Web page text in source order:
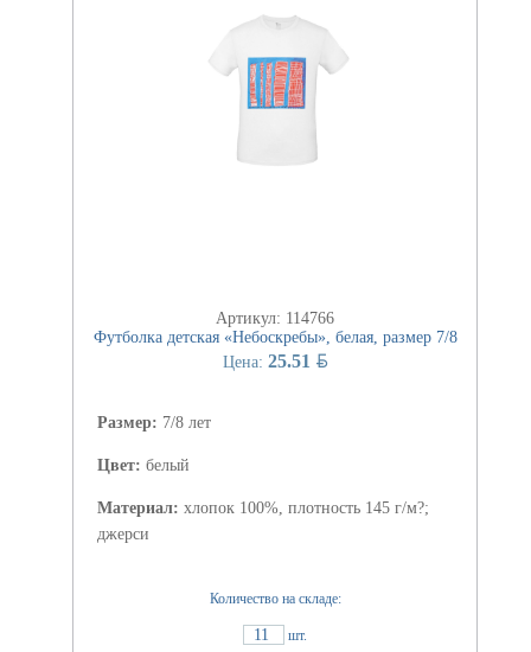
Артикул: 114766
Футболка детская «Небоскребы», белая, размер 7/8
Цена: 25.51 BYN
Размер: 7/8 лет
Цвет: белый
Материал: хлопок 100%, плотность 145 г/м?;
джерси
Количество на складе:
11
шт.